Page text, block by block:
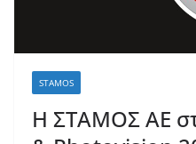
STAMOS
H ΣΤΑΜΟΣ ΑΕ